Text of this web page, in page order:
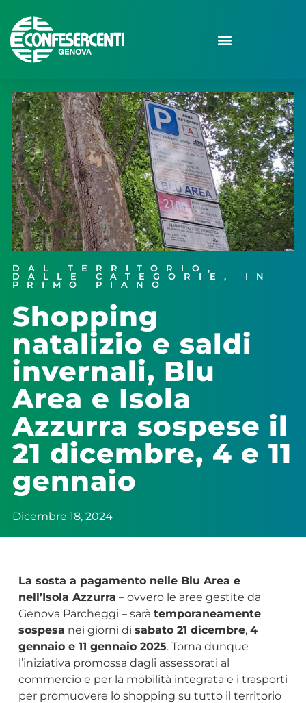
DAL TERRITORIO ,
DALLE CATEGORIE , IN
PRIMO PIANO
Shopping
natalizio e saldi
invernali, Blu
Area e Isola
Azzurra sospese il
21 dicembre, 4 e 11
gennaio
Dicembre 18, 2024
La sosta a pagamento nelle Blu Area e
nell’Isola Azzurra – ovvero le aree gestite da
Genova Parcheggi – sarà temporaneamente
sospesa nei giorni di sabato 21 dicembre, 4
gennaio e 11 gennaio 2025. Torna dunque
l’iniziativa promossa dagli assessorati al
commercio e per la mobilità integrata e i trasporti
per promuovere lo shopping su tutto il territorio